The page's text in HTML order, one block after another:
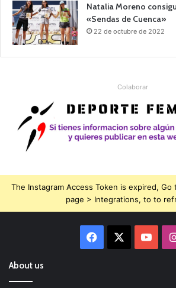
Natalia Moreno
«Sendas de Cuenca»
22 de octubre de 2022
Colaborar
The Instagram Access Token is expired, Go
page > Integrations, to to
Facebook
About us